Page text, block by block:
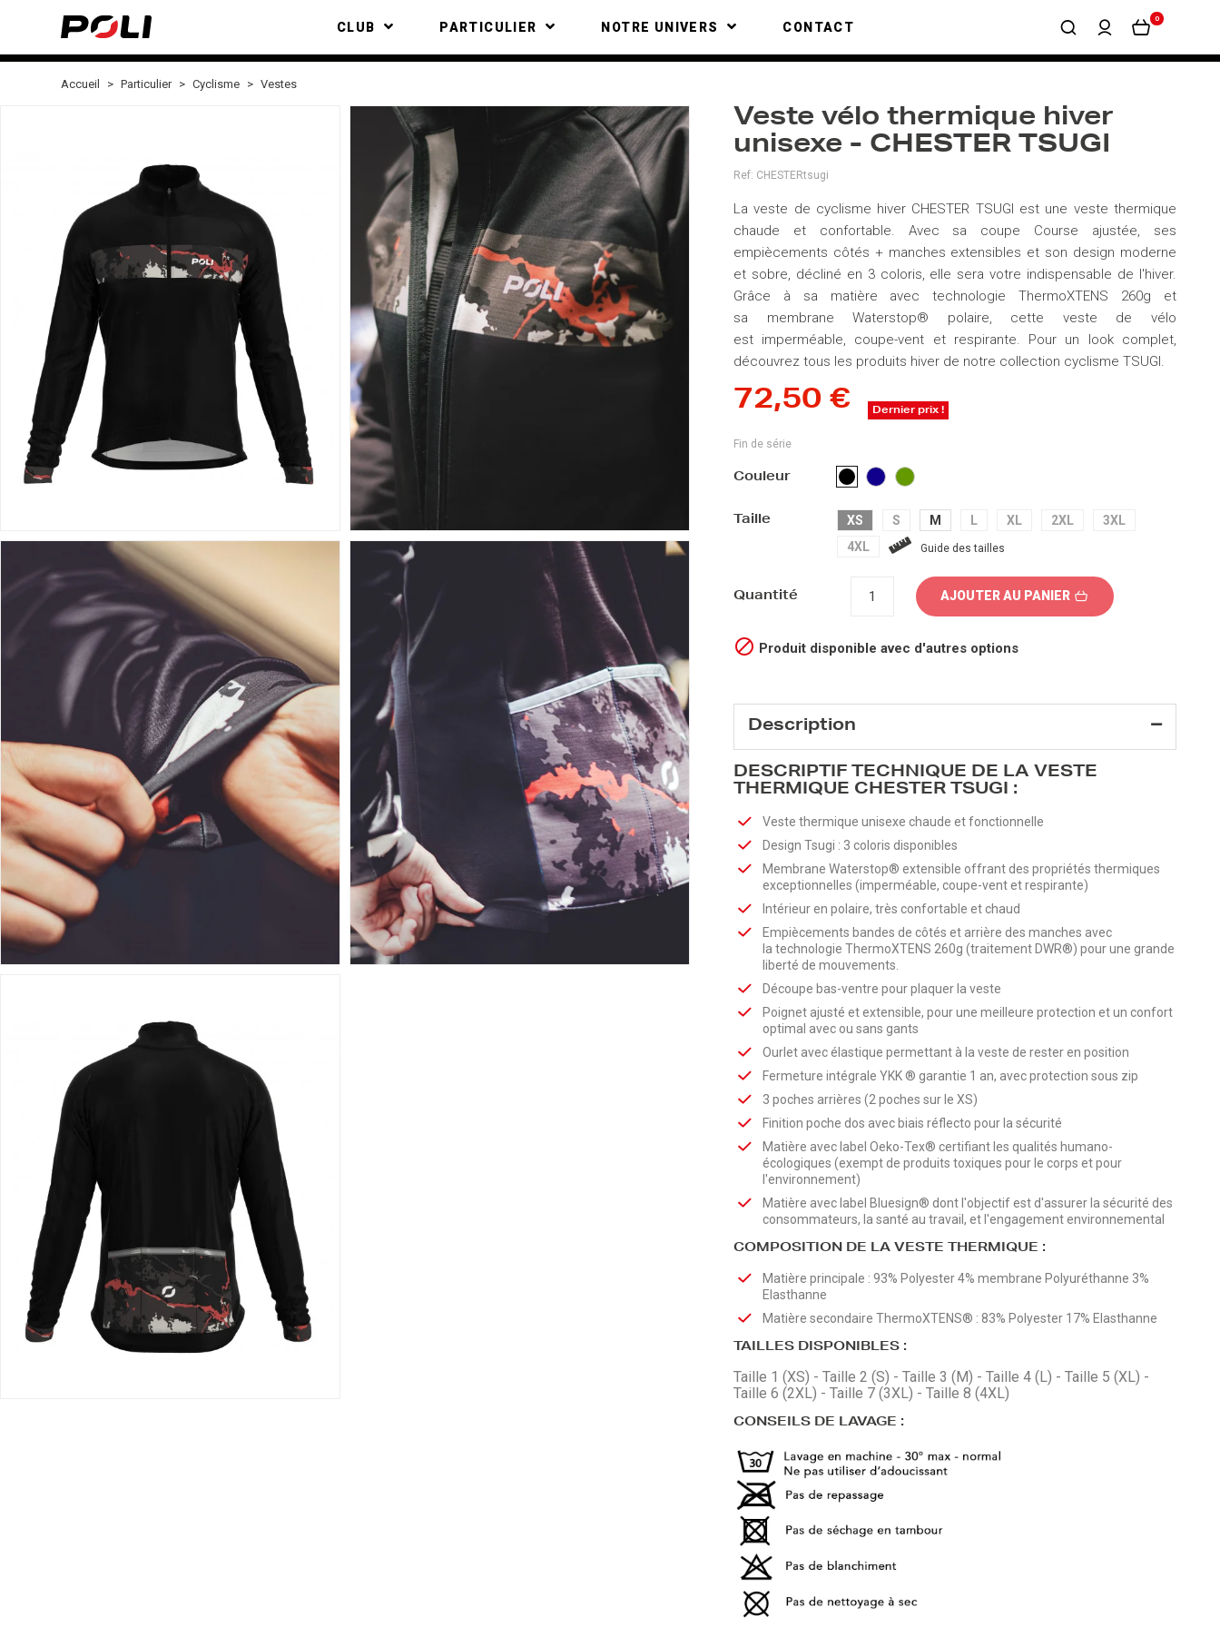
CLUB PARTICULIER NOTRE UNIVERS CONTACT
0
Accueil Particulier Cyclisme Vestes
Veste vélo thermique hiver
unisexe - CHESTER TSUGI
Ref: CHESTERtsugi
La veste de cyclisme hiver CHESTER TSUGI est une veste thermique
chaude et confortable. Avec sa coupe Course ajustée, ses
empiècements côtés + manches extensibles et son design moderne
et sobre, décliné en 3 coloris, elle sera votre indispensable de l'hiver.
Grâce à sa matière avec technologie ThermoXTENS 260g et
sa membrane Waterstop® polaire, cette veste de vélo
est imperméable, coupe-vent et respirante. Pour un look complet,
découvrez tous les produits hiver de notre collection cyclisme TSUGI.
72,50 € Dernier prix !
Fin de série
Couleur NOIRBLEU
FONCÉ
VERT
Taille XS S M L XL 2XL
3XL
4XL
Guide des tailles
Quantité AJOUTER AU PANIER
 Produit disponible avec d'autres options
Description
DESCRIPTIF TECHNIQUE DE LA VESTE
THERMIQUE CHESTER TSUGI :
Veste thermique unisexe chaude et fonctionnelle
Design Tsugi : 3 coloris disponibles
Membrane Waterstop® extensible offrant des propriétés thermiques
exceptionnelles (imperméable, coupe-vent et respirante)
Intérieur en polaire, très confortable et chaud
Empiècements bandes de côtés et arrière des manches avec
la technologie ThermoXTENS 260g (traitement DWR®) pour une grande
liberté de mouvements.
Découpe bas-ventre pour plaquer la veste
Poignet ajusté et extensible, pour une meilleure protection et un confort
optimal avec ou sans gants
Ourlet avec élastique permettant à la veste de rester en position
Fermeture intégrale YKK ® garantie 1 an, avec protection sous zip
3 poches arrières (2 poches sur le XS)
Finition poche dos avec biais réflecto pour la sécurité
Matière avec label Oeko-Tex® certifiant les qualités humano-
écologiques (exempt de produits toxiques pour le corps et pour
l'environnement)
Matière avec label Bluesign® dont l'objectif est d'assurer la sécurité des
consommateurs, la santé au travail, et l'engagement environnemental
COMPOSITION DE LA VESTE THERMIQUE :
Matière principale : 93% Polyester 4% membrane Polyuréthanne 3%
Elasthanne
Matière secondaire ThermoXTENS® : 83% Polyester 17% Elasthanne
TAILLES DISPONIBLES :
Taille 1 (XS) - Taille 2 (S) - Taille 3 (M) - Taille 4 (L) - Taille 5 (XL) -
Taille 6 (2XL) - Taille 7 (3XL) - Taille 8 (4XL)
CONSEILS DE LAVAGE :